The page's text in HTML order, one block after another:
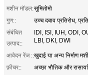
मशीन मॉडल:सुमितोमो
गुण::
उच्च दबाव प्रतिरोध,
संबंधित
उत्पाद::
IDI, ISI, IUH, ODI,
LBI, DKI, DWI
आवेदन रेंज ::खुदाई या अन्य निर्माण
फ़ीचर::
अच्छा भौतिक और